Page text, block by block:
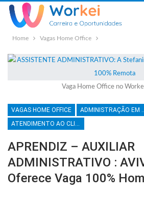
Home Vagas Home Office
Vaga Home Office no
VAGAS HOME OFFICE
ATENDIMENTO AO CLIENTE
APRENDIZ – AUXILIAR
ADMINISTRATIVO :
Oferece Vaga 100%